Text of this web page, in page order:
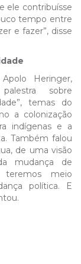
ele contribuísse
tempo entre
e fazer”, disse
Heringer,
sobre
temas do
a colonização
indígenas e a
Também falou
de uma visão
mudança de
teremos meio
política. E